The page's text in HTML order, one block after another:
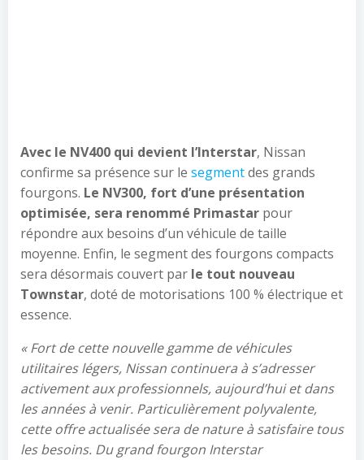
Avec le NV400 qui devient l’Interstar, Nissan
confirme sa présence sur le segmentdes grands
fourgons. Le NV300, fort d’une présentation
optimisée, sera renommé Primastar pour
répondre aux besoins d’un véhicule de taille
moyenne. Enfin, le segment des fourgons compacts
sera désormais couvert par le tout nouveau
Townstar, doté de motorisations 100 % électrique et
essence.
« Fort de cette nouvelle gamme de véhicules
utilitaires légers, Nissan continuera à s’adresser
activement aux professionnels, aujourd’hui et dans
les années à venir. Particulièrement polyvalente,
cette offre actualisée sera de nature à satisfaire tous
les besoins. Du grand fourgon Interstar